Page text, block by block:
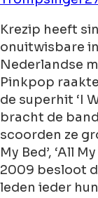
Krezip heeft
onuitwisbare
Nederlandse
Pinkpop
de superhit ‘I
bracht de
scoorden ze
My Bed’, ‘All
2009 besloot
leden ieder